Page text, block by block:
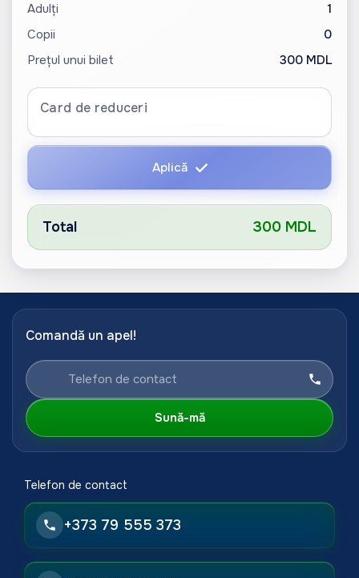
Adulți
1
Copii
0
Prețul unui bilet
300 MDL
Card de reduceri
Aplică
Total 300 MDL
Telefon de contact
+373 79 555 373
Comandă un apel!
Sună-mă